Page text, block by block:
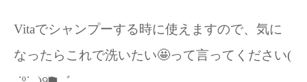
Vitaでシャンプーする時に使えますので、気に
なったらこれで洗いたい🤩って言ってください(